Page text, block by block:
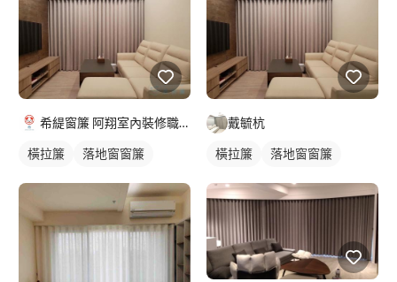
希緹窗簾 阿翔室內裝修職人
橫拉簾 落地窗窗簾
戴毓杭
橫拉簾 落地窗窗簾